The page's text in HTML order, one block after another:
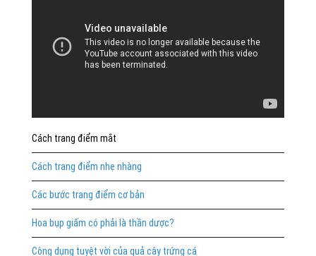
Cách trang điểm mắt
Cách trang điểm nhẹ nhàng
Các bước trang điểm cơ bản
Hoa bụp giấm có phải là thần dược?
Công dụng tuyệt vời của quả cây trứng cá